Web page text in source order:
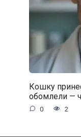
Кошку
обомлели —
0 2